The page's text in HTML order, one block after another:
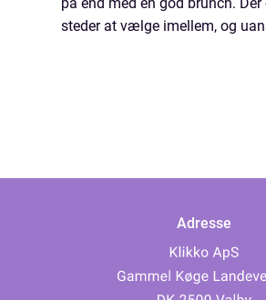
steder at vælge imellem, og
Adresse